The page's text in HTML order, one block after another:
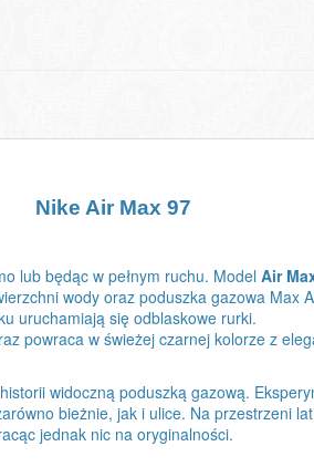
Nike Air Max 97
lub będąc w pełnym ruchu. Model Air
wody oraz poduszka gazowa Max
uruchamiają się odblaskowe rurki.
powraca w świeżej czarnej kolorze z
widoczną poduszką gazową.
bieżnie, jak i ulice. Na przestrzeni
jednak nic na oryginalności.